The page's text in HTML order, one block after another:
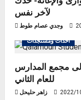
لآخر نفس
وجدي عصام طوط
أحداث ومستجدات
مجمع المدارس
للعام الثاني
زاهر حليحل 2022/